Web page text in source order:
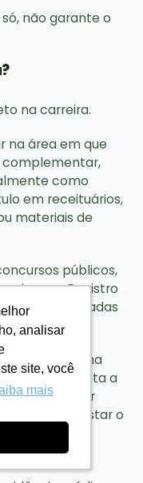
analisar
site, você
mais
analisar
site, você
mais
não garante o
na carreira.
na área em que
complementar,
como
em receituários,
materiais de
públicos,
exigem o Registro
determinadas
seja uma
ela representa a
conciliar
conquistar o
de